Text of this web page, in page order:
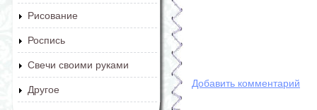
Рисование
Роспись
Свечи своими руками
Другое
Добавить комментарий